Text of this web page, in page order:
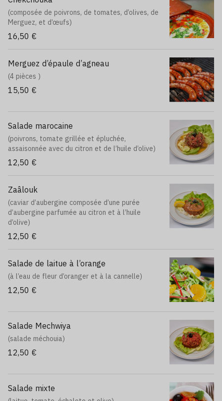
(composée de poivrons, de tomates, d’olives, de
Merguez, et d’œufs)
16,50 €
Merguez d’épaule d’agneau
(4 pièces )
15,50 €
Salade marocaine
(poivrons, tomate grillée et épluchée,
assaisonnée avec du citron et de l’huile d’olive)
12,50 €
Zaâlouk
(caviar d’aubergine composée d’une purée
d’aubergine parfumée au citron et à l’huile
d’olive)
12,50 €
Salade de laitue à l’orange
(à l’eau de fleur d’oranger et à la cannelle)
12,50 €
Salade Mechwiya
(salade méchouia)
12,50 €
Salade mixte